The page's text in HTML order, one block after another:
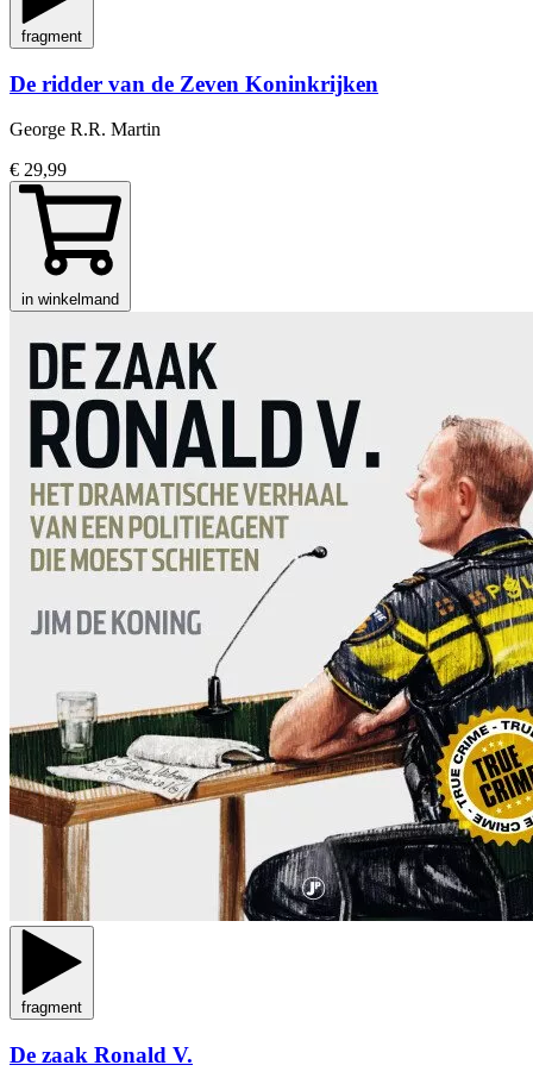
fragment
De ridder van de Zeven Koninkrijken
George R.R. Martin
€ 29,99
in winkelmand
fragment
De zaak Ronald V.